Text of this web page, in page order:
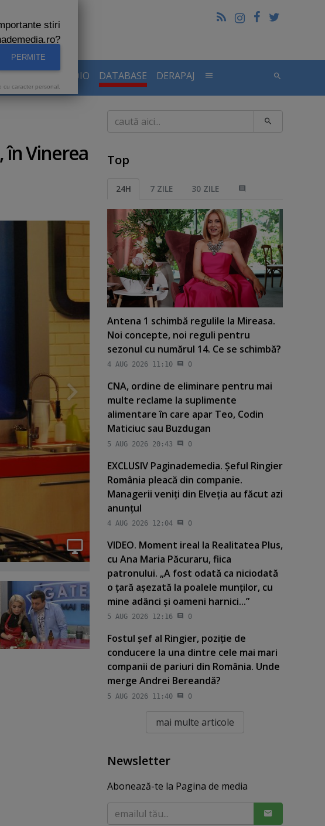
AUDIENTE RADIO DATABASE DERAPAJ
în Vinerea
Caută
Top
24H 7 ZILE 30 ZILE
Antena 1 schimbă regulile la Mireasa.
Noi concepte, noi reguli pentru
sezonul cu numărul 14. Ce se schimbă?
4 AUG 2026 11:10 0
CNA, ordine de eliminare pentru mai
multe reclame la suplimente
alimentare în care apar Teo, Codin
Maticiuc sau Buzdugan
5 AUG 2026 20:43 0
EXCLUSIV Paginademedia. Şeful Ringier
România pleacă din companie.
Managerii veniţi din Elveţia au făcut azi
anunţul
4 AUG 2026 12:04 0
VIDEO. Moment ireal la Realitatea Plus,
cu Ana Maria Păcuraru, fiica
patronului. „A fost odată ca niciodată
o ţară aşezată la poalele munţilor, cu
mine adânci şi oameni harnici...”
5 AUG 2026 12:16 0
Fostul şef al Ringier, poziţie de
conducere la una dintre cele mai mari
companii de pariuri din România. Unde
merge Andrei Bereandă?
5 AUG 2026 11:40 0
mai multe articole
Newsletter
Abonează-te la Pagina de media
stiri
PERMITE
cu caracter personal.